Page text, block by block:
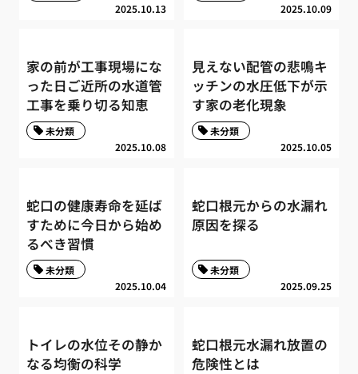
2025.10.13 2025.10.09
家の前が工事現場にな
った日ご近所の水道管
工事を乗り切る知恵
2025.10.08
未分類
見えない配管の悲鳴キ
ッチンの水圧低下が示
す家の老化現象
2025.10.05
未分類
蛇口の健康寿命を延ば
すために今日から始め
るべき習慣
2025.10.04
未分類
蛇口根元からの水漏れ
原因を探る
2025.09.25
未分類
トイレの水位その静か
なる均衡の科学
蛇口根元水漏れ放置の
危険性とは